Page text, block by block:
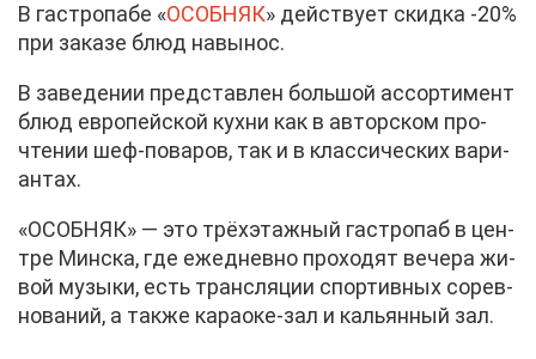
В га­стро­па­бе «ОСОБ­НЯК» дей­ству­ет скид­ка -20%
при за­ка­зе блюд на­вы­нос.
В за­ве­де­нии пред­став­лен боль­шой ас­сор­ти­мент
блюд ев­ро­пей­ской кух­ни как в ав­тор­ском про­
чте­нии шеф-по­ва­ров, так и в клас­си­че­ских ва­ри­
ан­тах.
«ОСОБ­НЯК» — это трёх­этаж­ный га­стро­паб в цен­
тре Мин­ска, где еже­днев­но про­хо­дят ве­че­ра жи­
вой му­зы­ки, есть транс­ля­ции спор­тив­ных со­рев­
но­ва­ний, а та­к­же ка­ра­оке-зал и ка­льян­ный зал.